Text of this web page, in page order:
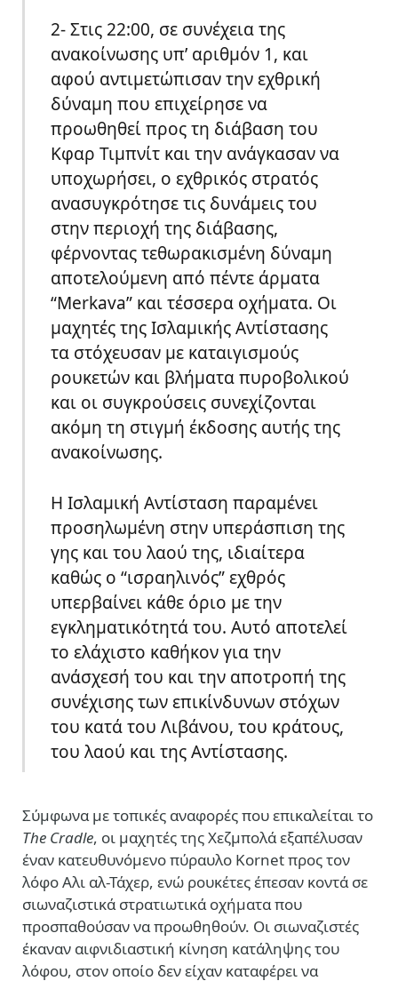
2- Στις 22:00, σε συνέχεια της
ανακοίνωσης υπ’ αριθμόν 1, και
αφού αντιμετώπισαν την εχθρική
δύναμη που επιχείρησε να
προωθηθεί προς τη διάβαση του
Κφαρ Τιμπνίτ και την ανάγκασαν να
υποχωρήσει, ο εχθρικός στρατός
ανασυγκρότησε τις δυνάμεις του
στην περιοχή της διάβασης,
φέρνοντας τεθωρακισμένη δύναμη
αποτελούμενη από πέντε άρματα
“Merkava” και τέσσερα οχήματα. Οι
μαχητές της Ισλαμικής Αντίστασης
τα στόχευσαν με καταιγισμούς
ρουκετών και βλήματα πυροβολικού
και οι συγκρούσεις συνεχίζονται
ακόμη τη στιγμή έκδοσης αυτής της
ανακοίνωσης.
Η Ισλαμική Αντίσταση παραμένει
προσηλωμένη στην υπεράσπιση της
γης και του λαού της, ιδιαίτερα
καθώς ο “ισραηλινός” εχθρός
υπερβαίνει κάθε όριο με την
εγκληματικότητά του. Αυτό αποτελεί
το ελάχιστο καθήκον για την
ανάσχεσή του και την αποτροπή της
συνέχισης των επικίνδυνων στόχων
του κατά του Λιβάνου, του κράτους,
του λαού και της Αντίστασης.
Σύμφωνα με τοπικές αναφορές που επικαλείται το
The Cradle, οι μαχητές της Χεζμπολά εξαπέλυσαν
έναν κατευθυνόμενο πύραυλο Kornet προς τον
λόφο Αλι αλ-Τάχερ, ενώ ρουκέτες έπεσαν κοντά σε
σιωναζιστικά στρατιωτικά οχήματα που
προσπαθούσαν να προωθηθούν. Οι σιωναζιστές
έκαναν αιφνιδιαστική κίνηση κατάληψης του
λόφου, στον οποίο δεν είχαν καταφέρει να